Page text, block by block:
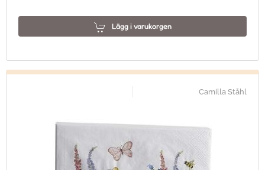
Lägg i varukorgen
Camilla Ståhl